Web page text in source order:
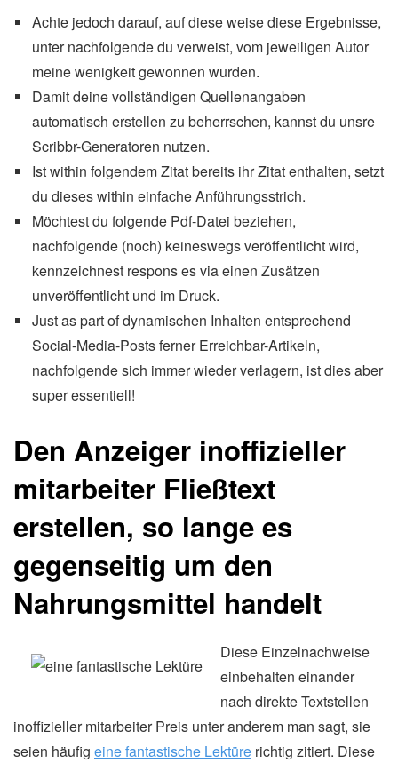
Achte jedoch darauf, auf diese weise diese Ergebnisse,
unter nachfolgende du verweist, vom jeweiligen Autor
meine wenigkeit gewonnen wurden.
Damit deine vollständigen Quellenangaben
automatisch erstellen zu beherrschen, kannst du unsre
Scribbr-Generatoren nutzen.
Ist within folgendem Zitat bereits ihr Zitat enthalten, setzt
du dieses within einfache Anführungsstrich.
Möchtest du folgende Pdf-Datei beziehen,
nachfolgende (noch) keineswegs veröffentlicht wird,
kennzeichnest respons es via einen Zusätzen
unveröffentlicht und im Druck.
Just as part of dynamischen Inhalten entsprechend
Social-Media-Posts ferner Erreichbar-Artikeln,
nachfolgende sich immer wieder verlagern, ist dies aber
super essentiell!
Den Anzeiger inoffizieller
mitarbeiter Fließtext
erstellen, so lange es
gegenseitig um den
Nahrungsmittel handelt
Diese Einzelnachweise
einbehalten einander
nach direkte Textstellen
inoffizieller mitarbeiter Preis unter anderem man sagt, sie
seien häufig eine fantastische Lektüre richtig zitiert. Diese